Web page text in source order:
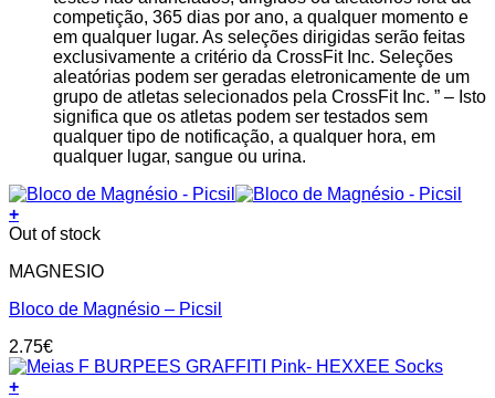
competição, 365 dias por ano, a qualquer momento e
em qualquer lugar. As seleções dirigidas serão feitas
exclusivamente a critério da CrossFit Inc. Seleções
aleatórias podem ser geradas eletronicamente de um
grupo de atletas selecionados pela CrossFit Inc. ” – Isto
significa que os atletas podem ser testados sem
qualquer tipo de notificação, a qualquer hora, em
qualquer lugar, sangue ou urina.
+
Out of stock
MAGNESIO
Bloco de Magnésio – Picsil
2.75€
+